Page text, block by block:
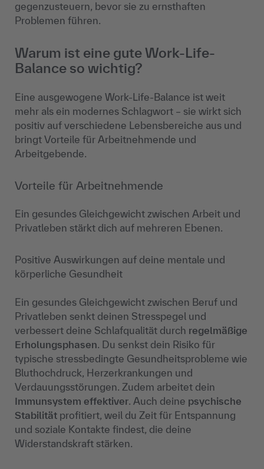
gegenzusteuern, bevor sie zu ernsthaften
Problemen führen.
Warum ist eine gute Work-Life-
Balance so wichtig?
Eine ausgewogene Work-Life-Balance ist weit
mehr als ein modernes Schlagwort – sie wirkt sich
positiv auf verschiedene Lebensbereiche aus und
bringt Vorteile für Arbeitnehmende und
Arbeitgebende.
Vorteile für Arbeitnehmende
Ein gesundes Gleichgewicht zwischen Arbeit und
Privatleben stärkt dich auf mehreren Ebenen.
Positive Auswirkungen auf deine mentale und
körperliche Gesundheit
Ein gesundes Gleichgewicht zwischen Beruf und
Privatleben senkt deinen Stresspegel und
verbessert deine Schlafqualität durch regelmäßige
Erholungsphasen. Du senkst dein Risiko für
typische stressbedingte Gesundheitsprobleme wie
Bluthochdruck, Herzerkrankungen und
Verdauungsstörungen. Zudem arbeitet dein
Immunsystem effektiver. Auch deine psychische
Stabilität profitiert, weil du Zeit für Entspannung
und soziale Kontakte findest, die deine
Widerstandskraft stärken.